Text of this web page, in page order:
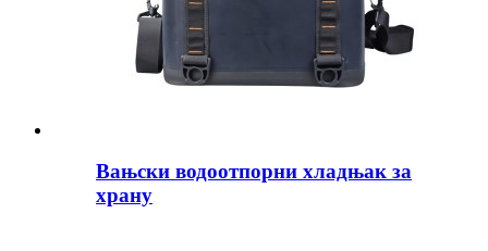
Вањски водоотпорни хладњак за
храну